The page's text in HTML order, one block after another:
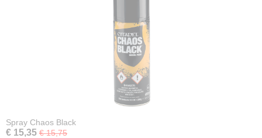
Spray Chaos Black
€ 15,35 € 15,75